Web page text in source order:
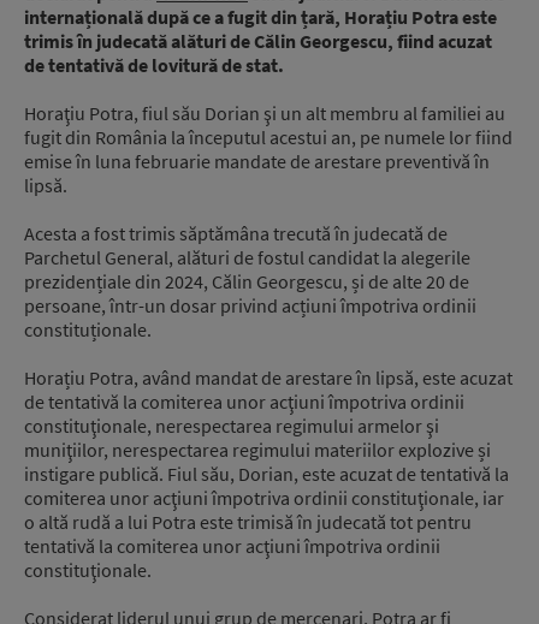
internațională după ce a fugit din țară, Horațiu Potra este
trimis în judecată alături de Călin Georgescu, fiind acuzat
de tentativă de lovitură de stat.
Horaţiu Potra, fiul său Dorian şi un alt membru al familiei au
fugit din România la începutul acestui an, pe numele lor fiind
emise în luna februarie mandate de arestare preventivă în
lipsă.
Acesta a fost trimis săptămâna trecută în judecată de
Parchetul General, alături de fostul candidat la alegerile
prezidențiale din 2024, Călin Georgescu, și de alte 20 de
persoane, într-un dosar privind acțiuni împotriva ordinii
constituționale.
Horațiu Potra, având mandat de arestare în lipsă, este acuzat
de tentativă la comiterea unor acţiuni împotriva ordinii
constituţionale, nerespectarea regimului armelor şi
muniţiilor, nerespectarea regimului materiilor explozive și
instigare publică. Fiul său, Dorian, este acuzat de tentativă la
comiterea unor acţiuni împotriva ordinii constituţionale, iar
o altă rudă a lui Potra este trimisă în judecată tot pentru
tentativă la comiterea unor acţiuni împotriva ordinii
constituţionale.
Considerat liderul unui grup de mercenari, Potra ar fi